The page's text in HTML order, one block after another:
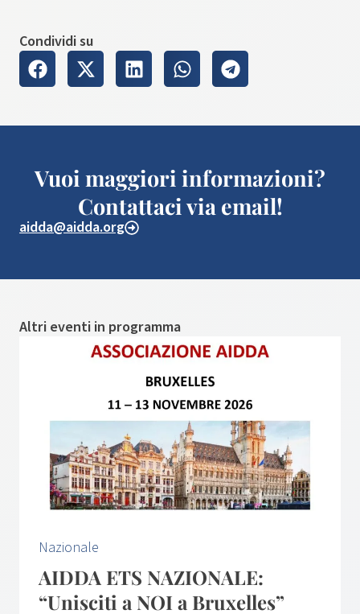
Condividi su
Vuoi maggiori informazioni?
Contattaci via email!
aidda@aidda.org
Altri eventi in programma
Nazionale
AIDDA ETS NAZIONALE:
“Unisciti a NOI a Bruxelles”